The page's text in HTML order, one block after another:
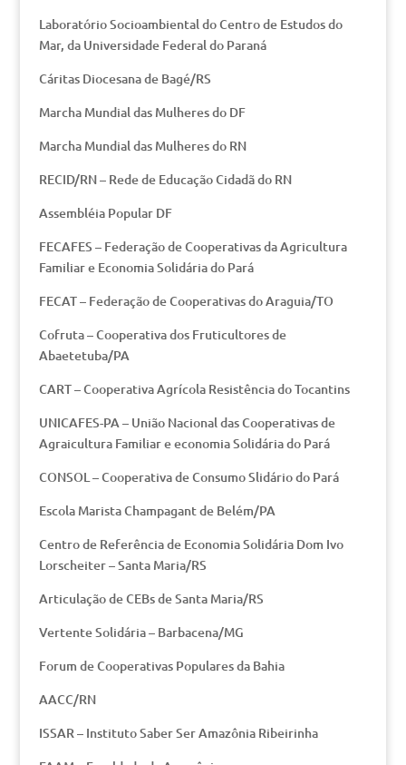
Laboratório Socioambiental do Centro de Estudos do
Mar, da Universidade Federal do Paraná
Cáritas Diocesana de Bagé/RS
Marcha Mundial das Mulheres do DF
Marcha Mundial das Mulheres do RN
RECID/RN – Rede de Educação Cidadã do RN
Assembléia Popular DF
FECAFES – Federação de Cooperativas da Agricultura
Familiar e Economia Solidária do Pará
FECAT – Federação de Cooperativas do Araguia/TO
Cofruta – Cooperativa dos Fruticultores de
Abaetetuba/PA
CART – Cooperativa Agrícola Resistência do Tocantins
UNICAFES-PA – União Nacional das Cooperativas de
Agraicultura Familiar e economia Solidária do Pará
CONSOL – Cooperativa de Consumo Slidário do Pará
Escola Marista Champagant de Belém/PA
Centro de Referência de Economia Solidária Dom Ivo
Lorscheiter – Santa Maria/RS
Articulação de CEBs de Santa Maria/RS
Vertente Solidária – Barbacena/MG
Forum de Cooperativas Populares da Bahia
AACC/RN
ISSAR – Instituto Saber Ser Amazônia Ribeirinha